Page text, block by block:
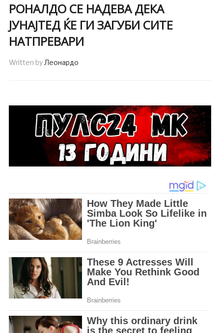
РОНАЛДО СЕ НАДЕВА ДЕКА
ЈУНАЈТЕД ЌЕ ГИ ЗАГУБИ СИТЕ
НАТПРЕВАРИ
Written byЛеонардо